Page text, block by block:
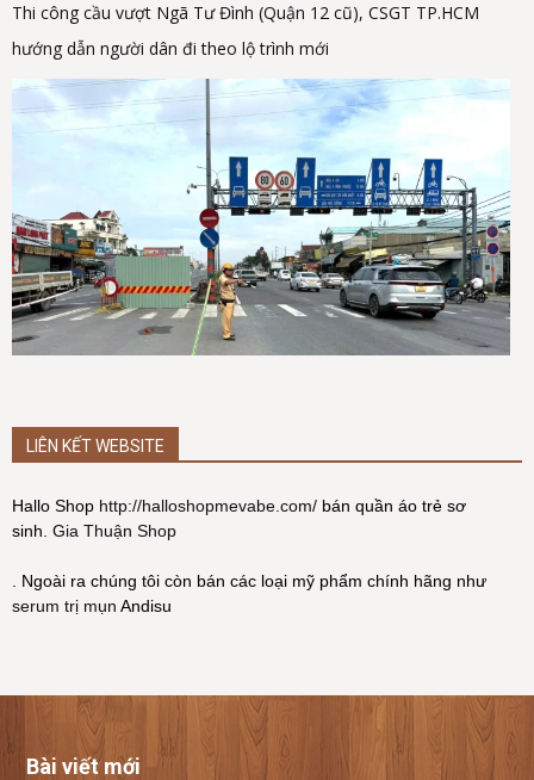
Thi công cầu vượt Ngã Tư Đình (Quận 12 cũ), CSGT TP.HCM
hướng dẫn người dân đi theo lộ trình mới
LIÊN KẾT WEBSITE
Hallo Shop http://halloshopmevabe.com/ bán quần áo trẻ sơ
sinh. Gia Thuận Shop
. Ngoài ra chúng tôi còn bán các loại mỹ phẩm chính hãng như
serum trị mụn Andisu
Bài viết mới